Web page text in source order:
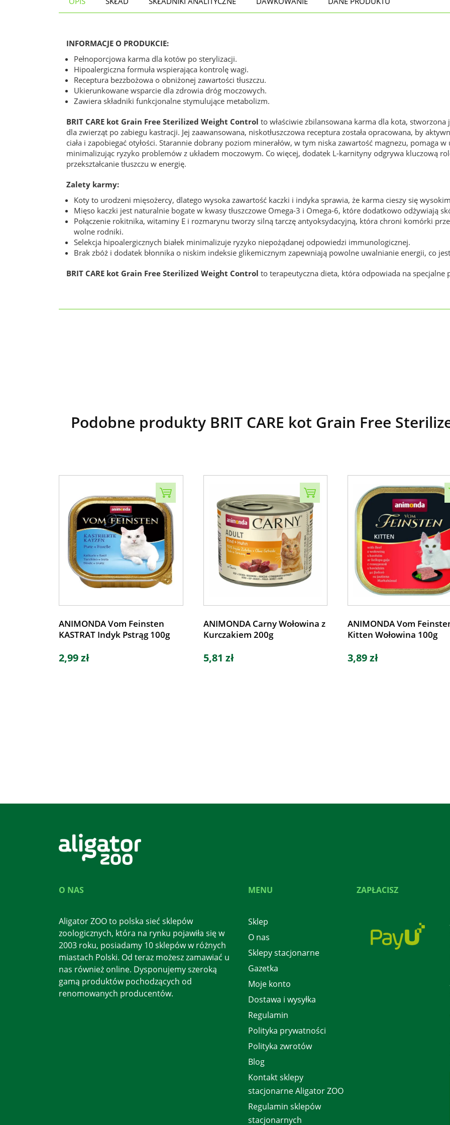
INFORMACJE O PRODUKCIE:
Pełnoporcjowa karma dla kotów po sterylizacji.
Hipoalergiczna formuła wspierająca kontrolę wagi.
Receptura bezzbożowa o obniżonej zawartości tłuszczu.
Ukierunkowane wsparcie dla zdrowia dróg moczowych.
Zawiera składniki funkcjonalne stymulujące metabolizm.
BRIT CARE kot Grain Free Sterilized Weight Control to właściwie zbilansowana karma dla kota,
dla zwierząt po zabiegu kastracji. Jej zaawansowana, niskotłuszczowa receptura została opracowana, by
ciała i zapobiegać otyłości. Starannie dobrany poziom minerałów, w tym niska zawartość magnezu, pomaga
minimalizując ryzyko problemów z układem moczowym. Co więcej, dodatek L-karnityny odgrywa kluczową
przekształcanie tłuszczu w energię.
Zalety karmy:
Koty to urodzeni mięsożercy, dlatego wysoka zawartość kaczki i indyka sprawia, że karma cieszy się
Mięso kaczki jest naturalnie bogate w kwasy tłuszczowe Omega-3 i Omega-6, które dodatkowo odżywiają
Połączenie rokitnika, witaminy E i rozmarynu tworzy silną tarczę antyoksydacyjną, która chroni komórki
wolne rodniki.
Selekcja hipoalergicznych białek minimalizuje ryzyko niepożądanej odpowiedzi immunologicznej.
Brak zbóż i dodatek błonnika o niskim indeksie glikemicznym zapewniają powolne uwalnianie energii, co
BRIT CARE kot Grain Free Sterilized Weight Control to terapeutyczna dieta, która odpowiada na
Podobne produkty BRIT CARE kot Grain Free
ANIMONDA Vom Feinsten
KASTRAT Indyk Pstrąg 100g
2,99 zł
ANIMONDA Carny Wołowina z
Kurczakiem 200g
5,81 zł
ANIMONDA Vom
Kitten Wołowina 100g
3,89 zł
O NAS
Aligator ZOO to polska sieć sklepów
zoologicznych, która na rynku pojawiła się w
2003 roku, posiadamy 10 sklepów w różnych
miastach Polski. Od teraz możesz zamawiać u
nas również online. Dysponujemy szeroką
gamą produktów pochodzących od
renomowanych producentów.
MENU
Sklep
O nas
Sklepy stacjonarne
Gazetka
Moje konto
Dostawa i wysyłka
Regulamin
Polityka prywatności
Polityka zwrotów
Blog
Kontakt sklepy
stacjonarne Aligator ZOO
Regulamin sklepów
stacjonarnych
ZAPŁACISZ